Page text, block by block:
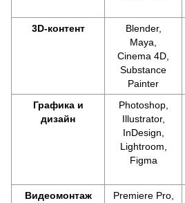
3D-контент
Blender,
Maya,
Cinema 4D,
Substance
Painter
Графика и
дизайн
Photoshop,
Illustrator,
InDesign,
Lightroom,
Figma
Видеомонтаж
Premiere Pro,